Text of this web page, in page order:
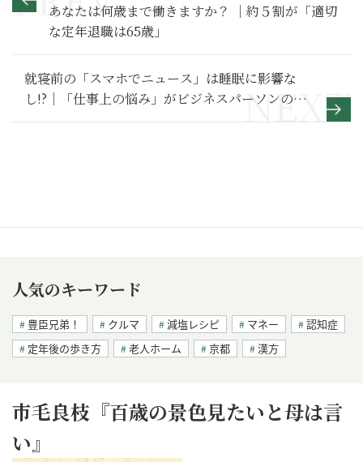
あなたは何歳まで働きますか？ ｜約５割が「適切
な定年退職は65歳」
就寝前の「スマホでニュース」は睡眠に影響な
し!?｜「仕事上の悩み」がビジネスパーソンの眠
りを妨げる
人気のキーワード
豊臣兄弟！ クルマ 減塩レシピ マネー
認知症
定年後の歩き方
老人ホーム 京都 漢方
市毛良枝『百歳の景色見たいと母は言
い』